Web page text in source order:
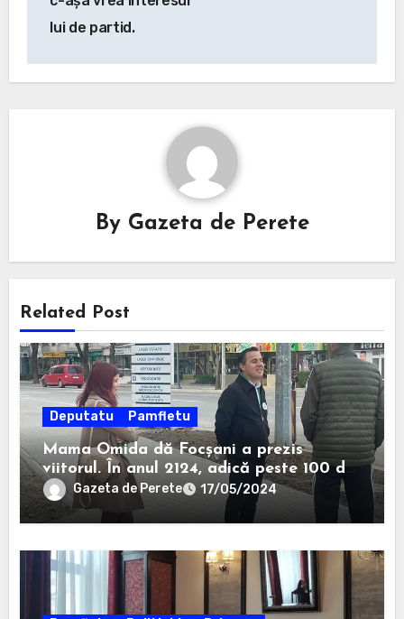
lui de partid.
By Gazeta de Perete
Related Post
Deputatu Pamfletu
Mama Omida dă Focșani a prezis
viitorul. În anul 2124, adică peste 100 de
ani, un anume Ion Ștefan va câștiga la
Consiliul Județean.
Gazeta de Perete 17/05/2024